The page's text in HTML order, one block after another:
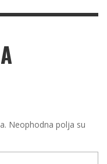
Neophodna polja su